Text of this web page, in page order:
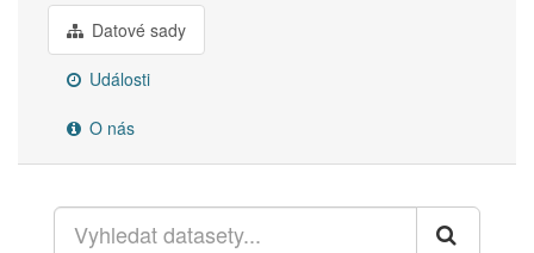
Datové sady
Události
O nás